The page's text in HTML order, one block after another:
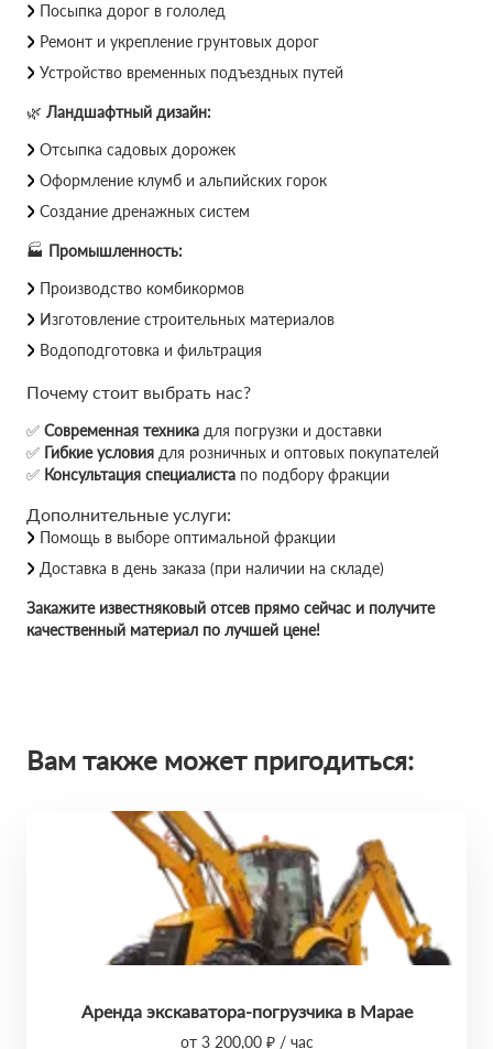
Посыпка дорог в гололед
Ремонт и укрепление грунтовых дорог
Устройство временных подъездных путей
🌿 Ландшафтный дизайн:
Отсыпка садовых дорожек
Оформление клумб и альпийских горок
Создание дренажных систем
🏭 Промышленность:
Производство комбикормов
Изготовление строительных материалов
Водоподготовка и фильтрация
Почему стоит выбрать нас?
✅ Современная техника для погрузки и доставки
✅ Гибкие условия для розничных и оптовых покупателей
✅ Консультация специалиста по подбору фракции
Дополнительные услуги:
Помощь в выборе оптимальной фракции
Доставка в день заказа (при наличии на складе)
Закажите известняковый отсев прямо сейчас и получите
качественный материал по лучшей цене!
Вам также может пригодиться:
Аренда экскаватора-погрузчика в Марае
от 3 200,00 ₽ / час